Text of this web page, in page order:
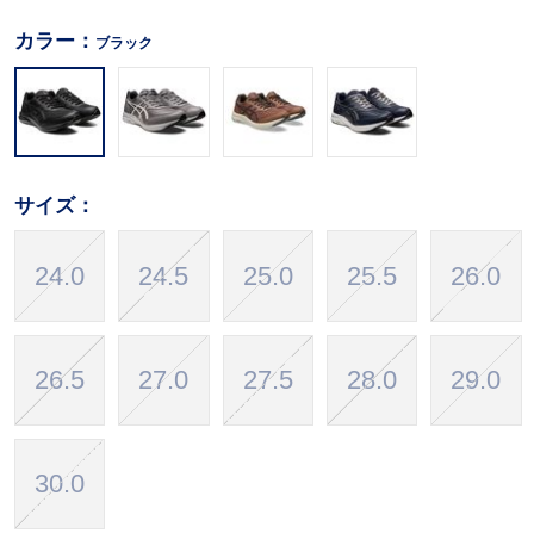
カラー： ブラック
サイズ：
24.0 24.5 25.0 25.5 26.0
26.5 27.0 27.5 28.0 29.0
30.0